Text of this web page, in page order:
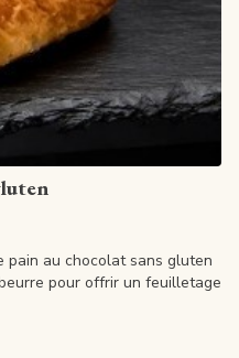
panier
pain au chocolat sans gluten
pour offrir un feuilletage